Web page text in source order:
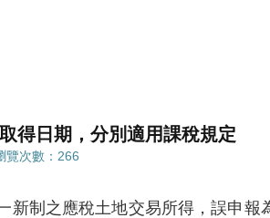
得日期，分別適用課稅規定
覽次數：266
制之應稅土地交易所得，誤申報